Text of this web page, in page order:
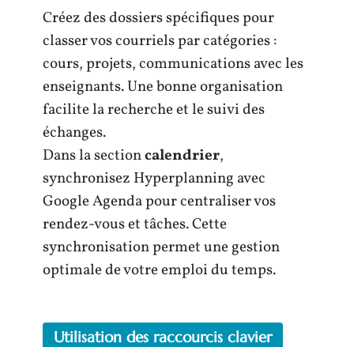
Créez des dossiers spécifiques pour
classer vos courriels par catégories :
cours, projets, communications avec les
enseignants. Une bonne organisation
facilite la recherche et le suivi des
échanges.
Dans la sectioncalendrier,
synchronisez Hyperplanning avec
Google Agenda pour centraliser vos
rendez-vous et tâches. Cette
synchronisation permet une gestion
optimale de votre emploi du temps.
Utilisation des raccourcis clavier